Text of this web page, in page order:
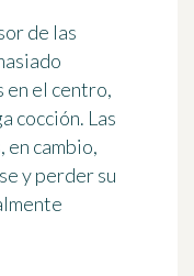
de las
en el centro,
cocción. Las
en cambio,
y perder su